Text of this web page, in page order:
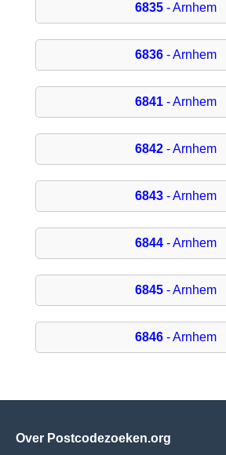
6835- Arnhem
6836- Arnhem
6841- Arnhem
6842- Arnhem
6843- Arnhem
6844- Arnhem
6845- Arnhem
6846- Arnhem
Over Postcodezoeken.org